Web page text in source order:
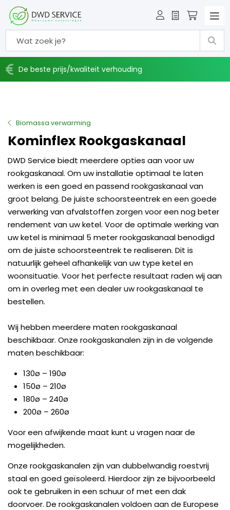
Offerte
De beste prijs/kwaliteit verhouding
Biomassa verwarming
Kominflex Rookgaskanaal
DWD Service biedt meerdere opties aan voor uw
rookgaskanaal. Om uw installatie optimaal te laten
werken is een goed en passend rookgaskanaal van
groot belang. De juiste schoorsteentrek en een goede
verwerking van afvalstoffen zorgen voor een nog beter
rendement van uw ketel. Voor de optimale werking van
uw ketel is minimaal 5 meter rookgaskanaal benodigd
om de juiste schoorsteentrek te realiseren. Dit is
natuurlijk geheel afhankelijk van uw type ketel en
woonsituatie. Voor het perfecte resultaat raden wij aan
om in overleg met een dealer uw rookgaskanaal te
bestellen.
Wij hebben meerdere maten rookgaskanaal
beschikbaar. Onze rookgaskanalen zijn in de volgende
maten beschikbaar:
130ø – 190ø
150ø – 210ø
180ø – 240ø
200ø – 260ø
Voor een afwijkende maat kunt u vragen naar de
mogelijkheden.
Onze rookgaskanalen zijn van dubbelwandig roestvrij
staal en goed geïsoleerd. Hierdoor zijn ze bijvoorbeeld
ook te gebruiken in een schuur of met een dak
doorvoer. De rookgaskanalen voldoen aan de Europese